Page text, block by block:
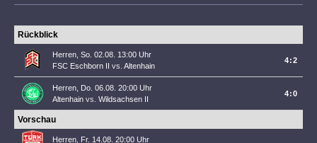
Rückblick
Herren, So. 02.08. 13:00 Uhr
FSC Eschborn II vs. Altenhain
4:2
Herren, Do. 06.08. 20:00 Uhr
Altenhain vs. Wildsachsen II
4:0
Vorschau
Herren, Fr. 14.08. 20:00 Uhr